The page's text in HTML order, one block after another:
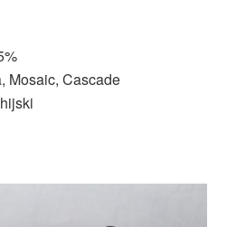
Mosaic, Cascade